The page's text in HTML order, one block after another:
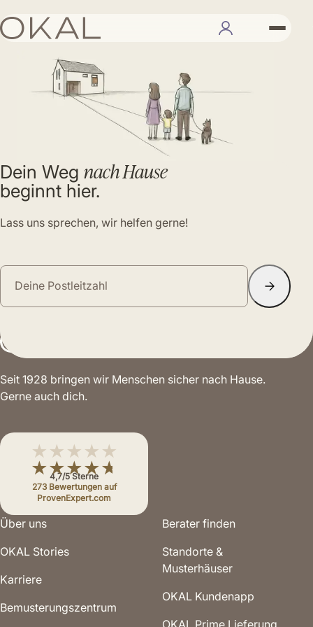
Dein Wegnach Hause
beginnt hier.
Lass uns sprechen, wir helfen gerne!
Seit 1928 bringen wir Menschen sicher nach Hause.
Gerne auch dich.
★★★★★
★★★★★
4,7/5 Sterne
273 Bewertungen auf
ProvenExpert.com
Über uns
OKAL Stories
Karriere
Bemusterungs­zentrum
Berater finden
Standorte &
Musterhäuser
OKAL Kundenapp
OKAL Prime Lieferung